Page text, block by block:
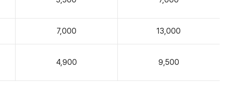
7,000 13,000
4,900 9,500